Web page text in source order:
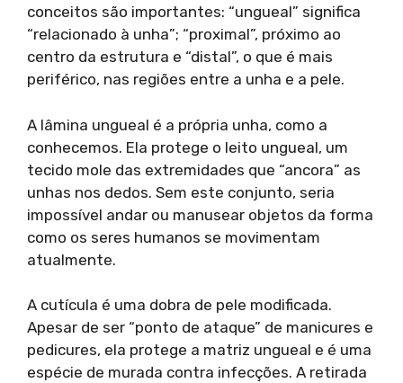
conceitos são importantes: “ungueal” significa
“relacionado à unha”; “proximal”, próximo ao
centro da estrutura e “distal”, o que é mais
periférico, nas regiões entre a unha e a pele.
A lâmina ungueal é a própria unha, como a
conhecemos. Ela protege o leito ungueal, um
tecido mole das extremidades que “ancora” as
unhas nos dedos. Sem este conjunto, seria
impossível andar ou manusear objetos da forma
como os seres humanos se movimentam
atualmente.
A cutícula é uma dobra de pele modificada.
Apesar de ser “ponto de ataque” de manicures e
pedicures, ela protege a matriz ungueal e é uma
espécie de murada contra infecções. A retirada